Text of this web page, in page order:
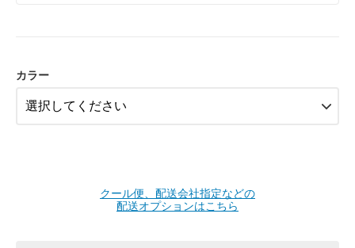
カラー
クール便、配送会社指定などの
配送オプションはこちら